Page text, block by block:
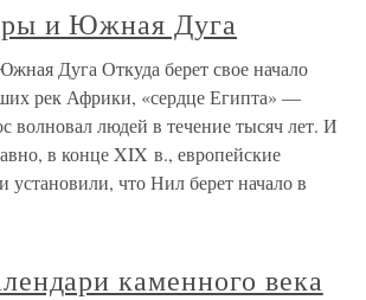
и Южная Дуга
Дуга Откуда берет свое начало
рек Африки, «сердце Египта» —
волновал людей в течение тысяч лет. И
в конце XIX в., европейские
установили, что Нил берет начало в
каменного века